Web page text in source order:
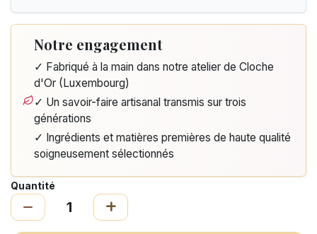
Notre engagement
✓ Fabriqué à la main dans notre atelier de Cloche
d'Or (Luxembourg)
✓ Un savoir-faire artisanal transmis sur trois
générations
✓ Ingrédients et matières premières de haute qualité
soigneusement sélectionnés
Quantité